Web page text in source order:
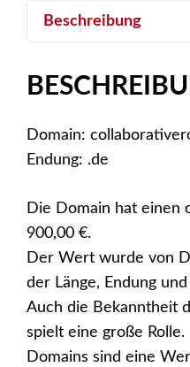
Beschreibung
Domain:
Endung: .de
Die Domain hat einen
900,00 €.
Der Wert wurde von
der Länge, Endung
Auch die Bekanntheit
spielt eine große Rolle.
Domains sind eine